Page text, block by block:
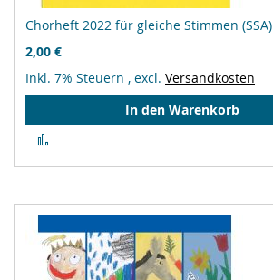
Chorheft 2022 für gleiche Stimmen (SSA)
2,00 €
Inkl. 7% Steuern , excl. Versandkosten
In den Warenkorb
hinzufügen